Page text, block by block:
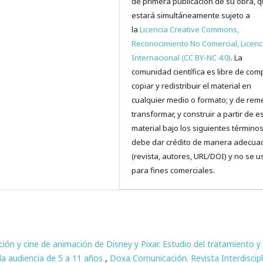
estará simultáneamente sujeto a
laLicencia Creative Commons,
Reconocimiento No Comercial,
Internacional (CC BY-NC 4.0). La
comunidad científica es libre de
copiar y redistribuir el material en
cualquier medio o formato; y de
transformar, y construir a partir de
material bajo los siguientes
debe dar crédito de manera
(revista, autores, URL/DOI) y no se
para fines comerciales.
y cine de animación de Disney y Pixar. Estudio del tratamiento y
audiencia de 5 a 11 años , Doxa Comunicación. Revista